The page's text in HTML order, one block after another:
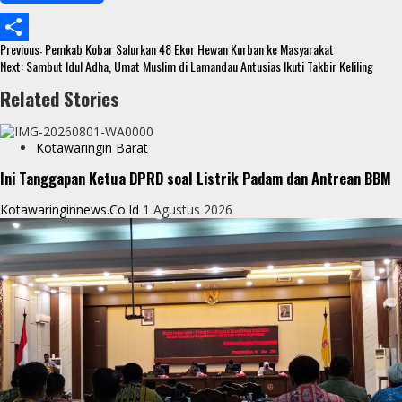
b
o
o
k
t
t
e
r
a
t
s
A
p
e
s
s
e
n
e
r
S
a
r
e
Continue
Reading
Previous:Pemkab Kobar Salurkan 48 Ekor Hewan Kurban ke Masyarakat
Next:Sambut Idul Adha, Umat Muslim di Lamandau Antusias Ikuti Takbir Keliling
Related Stories
Kotawaringin Barat
Ini Tanggapan Ketua DPRD soal Listrik Padam dan Antrean BBM
Kotawaringinnews.co.id 1 Agustus 2026